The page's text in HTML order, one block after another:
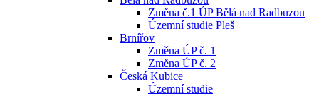
Změna č.1 ÚP Bělá nad Radbuzou
Územní studie Pleš
Brnířov
Změna ÚP č. 1
Změna ÚP č. 2
Česká Kubice
Územní studie